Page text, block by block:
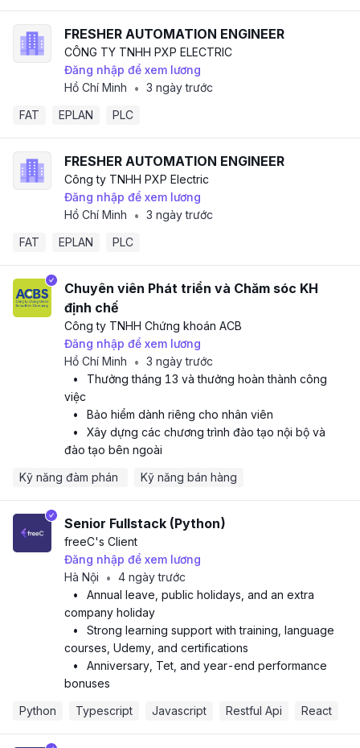
FRESHER AUTOMATION ENGINEER
CÔNG TY TNHH PXP ELECTRIC
Đăng nhập để xem lương
Hồ Chí Minh
• 3 ngày trước
FAT
EPLAN PLC
FRESHER AUTOMATION ENGINEER
Công ty TNHH PXP Electric
Đăng nhập để xem lương
Hồ Chí Minh
• 3 ngày trước
FAT
EPLAN PLC
Chuyên viên Phát triển và Chăm sóc KH
định chế
Công ty TNHH Chứng khoán ACB
Đăng nhập để xem lương
Hồ Chí Minh
• 3 ngày trước
•
Thưởng tháng 13 và thưởng hoàn thành công
việc
•
Bảo hiểm dành riêng cho nhân viên
•
Xây dựng các chương trình đào tạo nội bộ và
đào tạo bên ngoài
Kỹ năng đàm phán
Kỹ năng bán hàng
Senior Fullstack (Python)
freeC's Client
Đăng nhập để xem lương
Hà Nội
• 4 ngày trước
•
Annual leave, public holidays, and an extra
company holiday
•
Strong learning support with training, language
courses, Udemy, and certifications
•
Anniversary, Tet, and year-end performance
bonuses
Python
Typescript Javascript Restful Api React